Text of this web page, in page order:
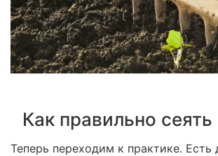
Как правильно сеять
Теперь переходим к практике. Есть